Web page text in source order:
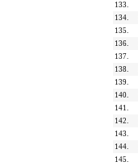
133.
134.
135.
136.
137.
138.
139.
140.
141.
142.
143.
144.
145.